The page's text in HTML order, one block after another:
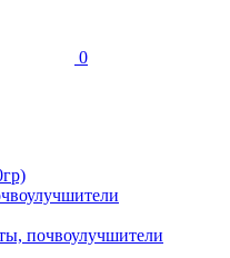
0
почвоулучшители